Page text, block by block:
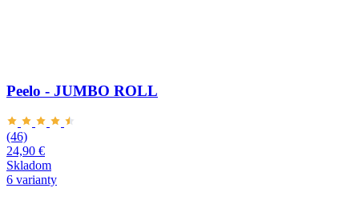
Peelo - JUMBO ROLL
(46)
24,90 €
Skladom
6 varianty